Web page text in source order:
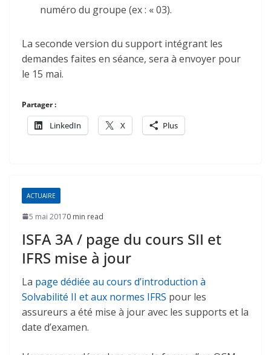
numéro du groupe (ex : « 03).
La seconde version du support intégrant les
demandes faites en séance, sera à envoyer pour
le 15 mai.
Partager :
LinkedIn X Plus
ACTUAIRE
5 mai 20170 min read
ISFA 3A / page du cours SII et
IFRS mise à jour
La page dédiée au cours d’introduction à
Solvabilité II et aux normes IFRS pour les
assureurs a été mise à jour avec les supports et la
date d’examen.